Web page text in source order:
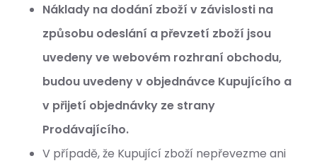
Náklady na dodání zboží v závislosti na
způsobu odeslání a převzetí zboží jsou
uvedeny ve webovém rozhraní obchodu,
budou uvedeny v objednávce Kupujícího a
v přijetí objednávky ze strany
Prodávajícího.
V případě, že Kupující zboží nepřevezme ani